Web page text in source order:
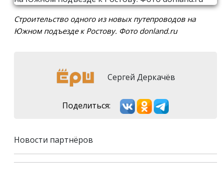
Строительство одного из новых путепроводов на
Южном подъезде к Ростову. Фото donland.ru
Сергей Деркачёв
Поделиться:
Новости партнёров